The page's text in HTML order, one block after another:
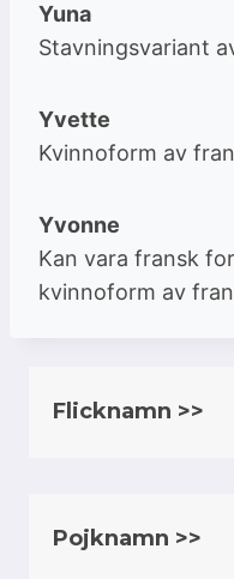
Yuna
Stavningsvariant
Yvette
Kvinnoform av
Yvonne
Kan vara fransk
kvinnoform av
Flicknamn >>
Pojknamn >>